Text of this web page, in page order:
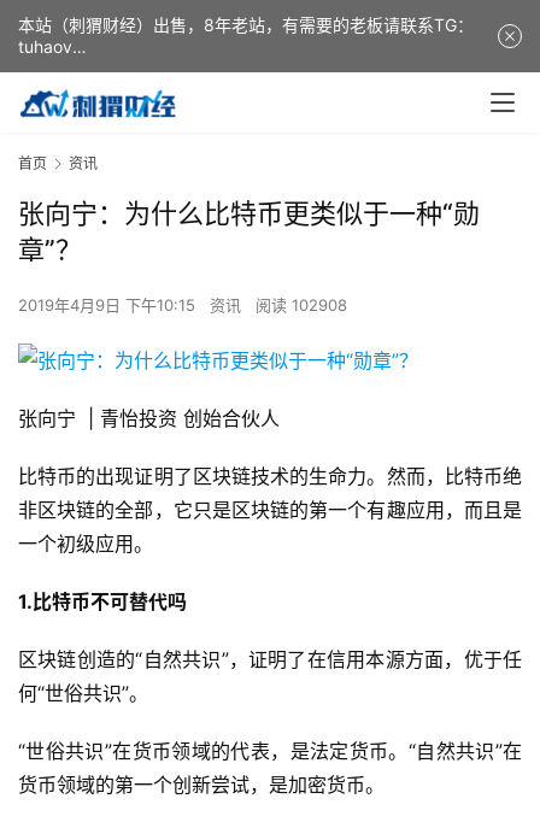
首页 资讯
张向宁：为什么比特币更类似于一种“勋
章”？
2019年4月9日 下午10:15 资讯 阅读 102908
张向宁 | 青怡投资 创始合伙人
比特币的出现证明了区块链技术的生命力。然而，比特币绝
非区块链的全部，它只是区块链的第一个有趣应用，而且是
一个初级应用。
1.比特币不可替代吗
区块链创造的“自然共识”，证明了在信用本源方面，优于任
何“世俗共识”。
“世俗共识”在货币领域的代表，是法定货币。“自然共识”在
货币领域的第一个创新尝试，是加密货币。
本站（刺猬财经）出售，8年老站，有需要的老板请联系TG：
tuhaov
This website (ciweicaijing) is for sale. It is a 8-year-old
website. If you need it, please contact TG: tuhaov